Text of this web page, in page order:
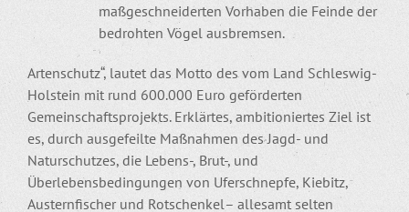
maßgeschneiderten Vorhaben die Feinde der
bedrohten Vögel ausbremsen.
Artenschutz“, lautet das Motto des vom Land Schleswig-
Holstein mit rund 600.000 Euro geförderten
Gemeinschaftsprojekts. Erklärtes, ambitioniertes Ziel ist
es, durch ausgefeilte Maßnahmen des Jagd- und
Naturschutzes, die Lebens-, Brut-, und
Überlebensbedingungen von Uferschnepfe, Kiebitz,
Austernfischer und Rotschenkel– allesamt selten